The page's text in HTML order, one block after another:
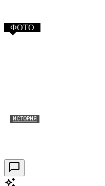
ФОТО
ИСТОРИЯ